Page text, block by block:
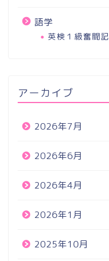
語学
英検１級奮闘記
アーカイブ
2026年7月
2026年6月
2026年4月
2026年1月
2025年10月